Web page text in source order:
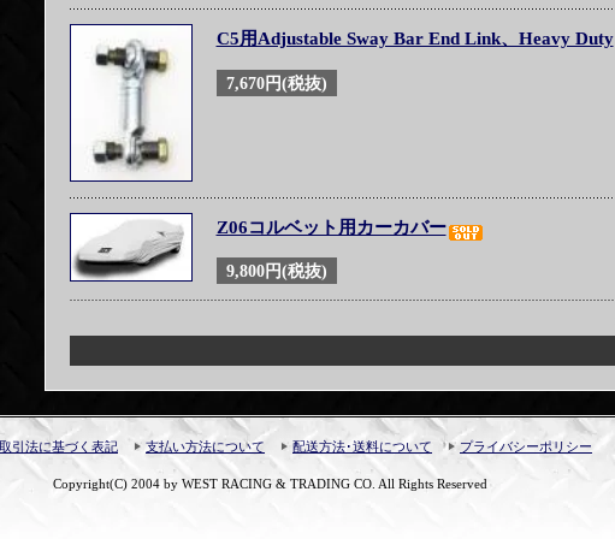
C5用Adjustable Sway Bar End Link、Heavy Duty
7,670円(税抜)
Z06コルベット用カーカバー
9,800円(税抜)
引法に基づく表記 支払い方法について 配送方法･送料について プライバシーポリシー
Copyright(C) 2004 by WEST RACING & TRADING CO. All Rights Reserved